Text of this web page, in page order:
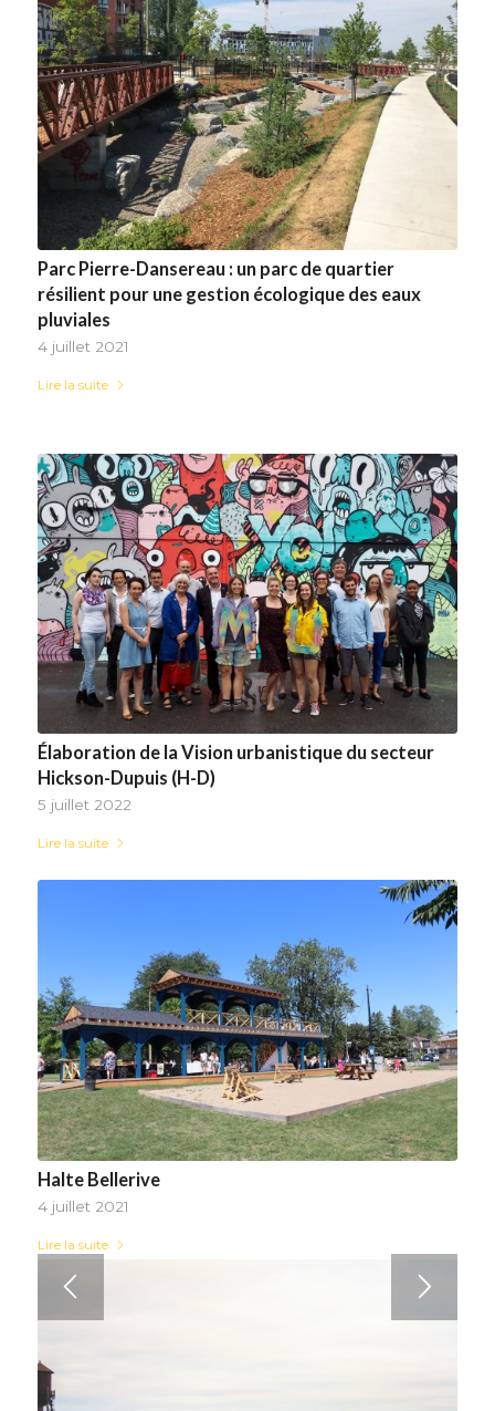
Parc Pierre-Dansereau : un parc de quartier
résilient pour une gestion écologique des eaux
pluviales
4 juillet 2021
Lire la suite
Élaboration de la Vision urbanistique du secteur
Hickson-Dupuis (H-D)
5 juillet 2022
Lire la suite
Halte Bellerive
4 juillet 2021
Lire la suite